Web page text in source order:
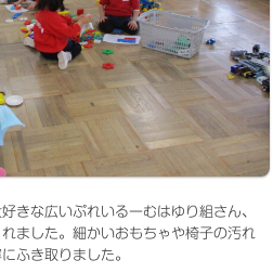
きな広いぷれいるーむはゆり組さん、
ました。細かいおもちゃや椅子の汚れ
ふき取りました。